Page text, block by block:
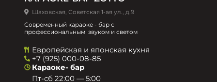
Шаховская, Советская 1-ая ул., д.9
Современный караоке - бар с
профессиональным звуком и светом
Европейская и японская кухня
+7 (925) 000-08-85
Караоке- бар
Пт-сб 22:00 — 5:00